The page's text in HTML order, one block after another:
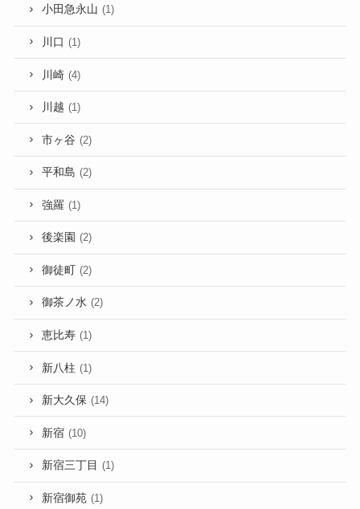
小田急永山 (1)
川口 (1)
川崎 (4)
川越 (1)
市ヶ谷 (2)
平和島 (2)
強羅 (1)
後楽園 (2)
御徒町 (2)
御茶ノ水 (2)
恵比寿 (1)
新八柱 (1)
新大久保 (14)
新宿 (10)
新宿三丁目 (1)
新宿御苑 (1)